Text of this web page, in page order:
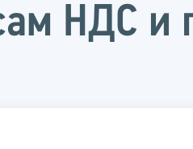
НДС